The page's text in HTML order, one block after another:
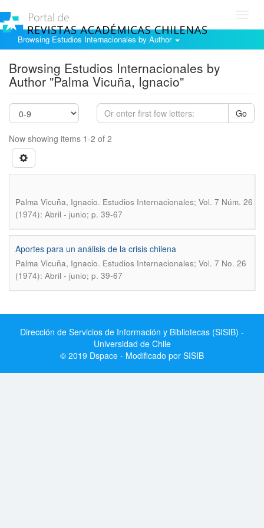
Browsing Estudios Internacionales by Author
Browsing Estudios Internacionales by
Author "Palma Vicuña, Ignacio"
Go
Now showing items 1-2 of 2
Palma Vicuña, Ignacio. Estudios Internacionales; Vol. 7 Núm. 26
(1974): Abril - junio; p. 39-67
Aportes para un análisis de la crisis chilena
Palma Vicuña, Ignacio. Estudios Internacionales; Vol. 7 No. 26
(1974): Abril - junio; p. 39-67
Dirección de Servicios de Información y Bibliotecas (SISIB) -
Universidad de Chile
© 2019 Dspace - Modificado por SISIB